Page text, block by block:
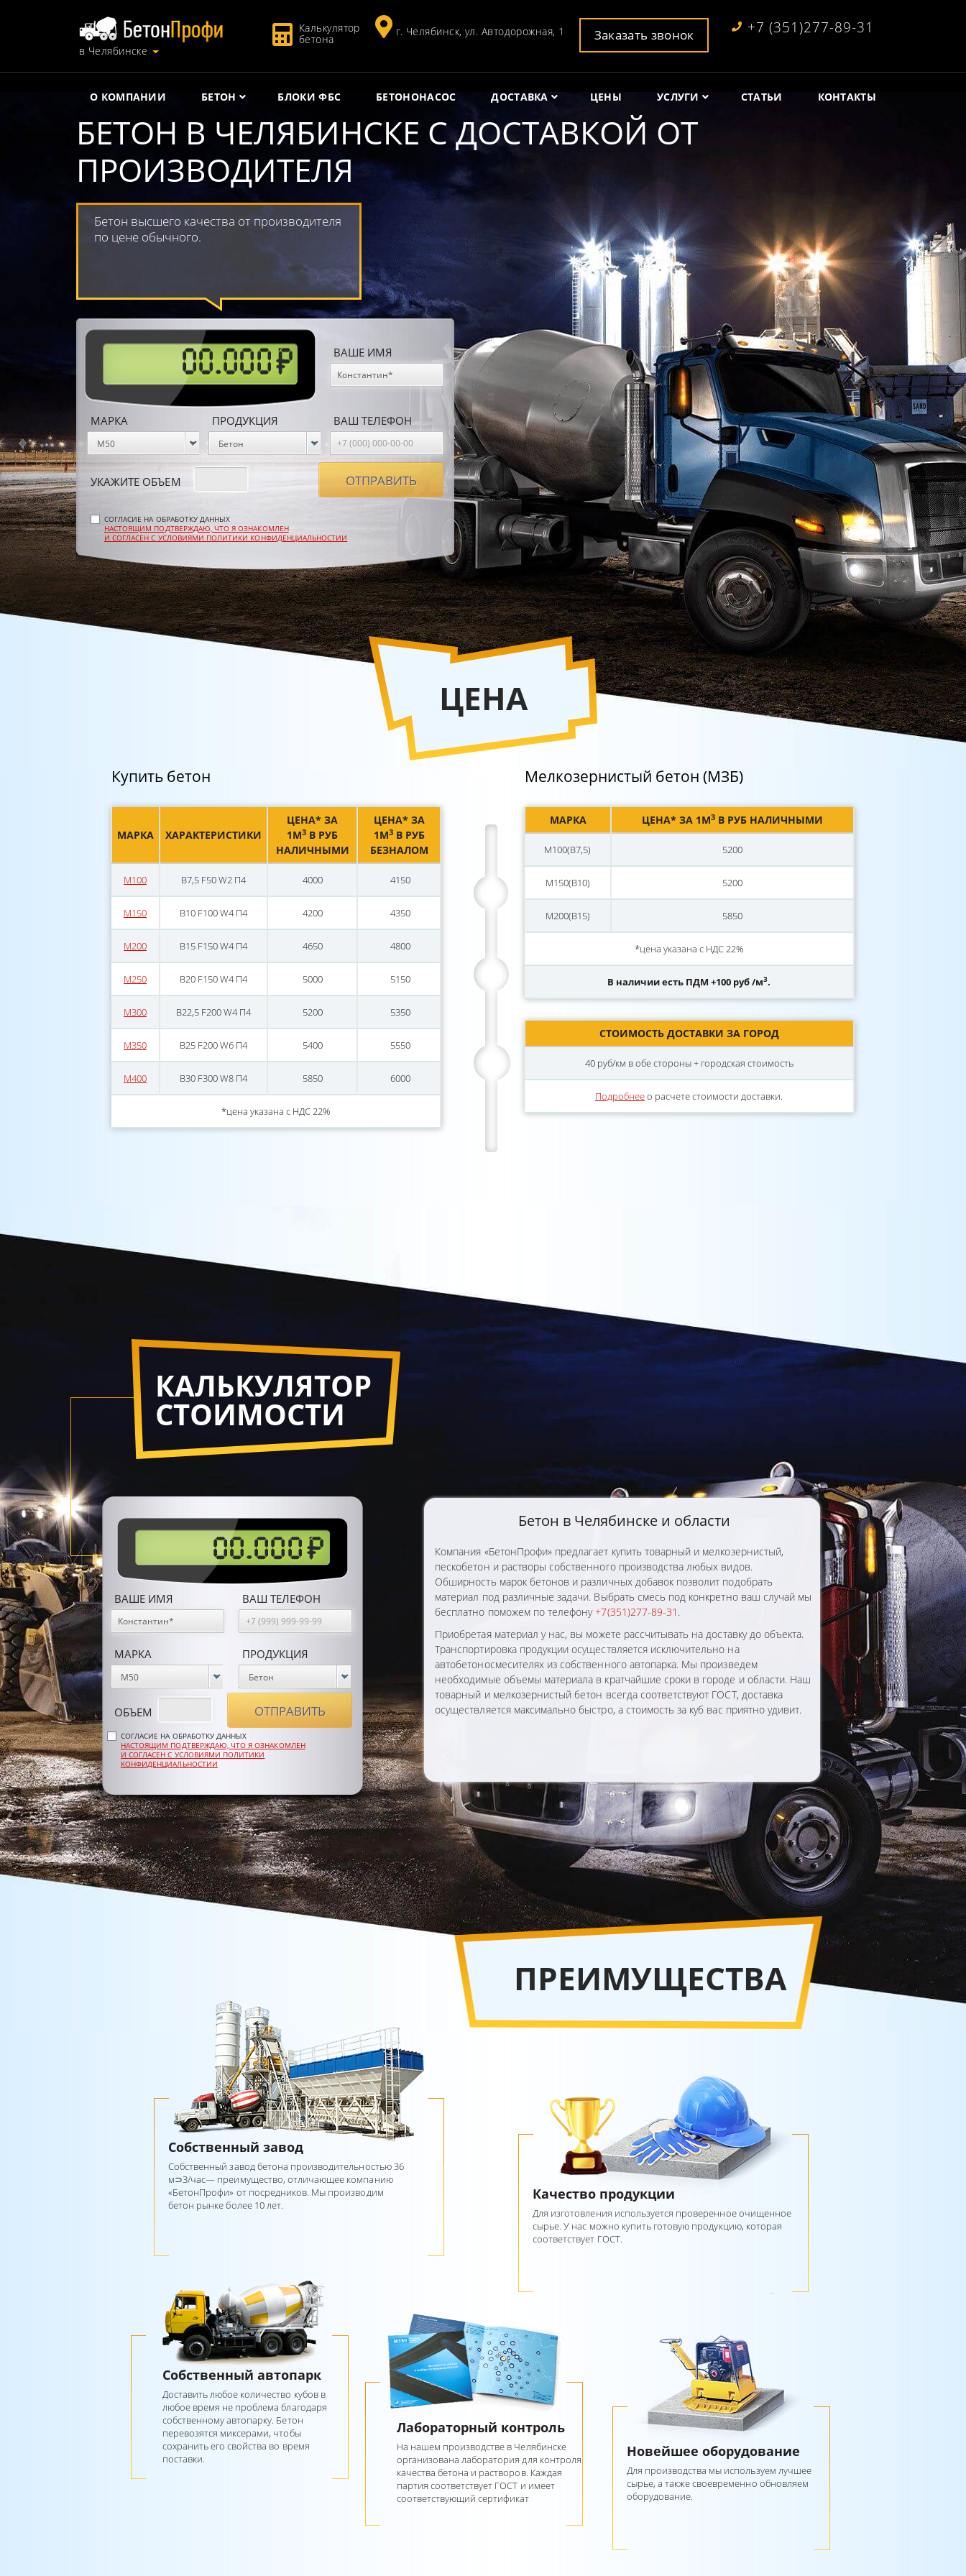
в Челябинске
Калькулятор
бетона
г. Челябинск, ул. Автодорожная, 1 Заказать звонок +7 (351)277-89-31
О КОМПАНИИ БЕТОН БЛОКИ ФБС БЕТОНОНАСОС ДОСТАВКА ЦЕНЫ УСЛУГИ СТАТЬИ КОНТАКТЫ
БЕТОН В ЧЕЛЯБИНСКЕ С ДОСТАВКОЙ ОТ
ПРОИЗВОДИТЕЛЯ
Бетон высшего качества от производителя
по цене обычного.
ВАШЕ ИМЯ
МАРКА ПРОДУКЦИЯ ВАШ ТЕЛЕФОН
УКАЖИТЕ ОБЪЕМ
СОГЛАСИЕ НА ОБРАБОТКУ ДАННЫХ
НАСТОЯЩИМ ПОДТВЕРЖДАЮ, ЧТО Я ОЗНАКОМЛЕН
И СОГЛАСЕН С УСЛОВИЯМИ ПОЛИТИКИ КОНФИДЕНЦИАЛЬНОСТИИ
ЦЕНА
Купить бетон
МАРКА ХАРАКТЕРИСТИКИ
ЦЕНА* ЗА
1М3 В РУБ
НАЛИЧНЫМИ
ЦЕНА* ЗА
1М3В РУБ
БЕЗНАЛОМ
М100 В7,5 F50 W2 П4 4000 4150
М150 В10 F100 W4 П4 4200 4350
М200 В15 F150 W4 П4 4650 4800
М250 В20 F150 W4 П4 5000 5150
М300 В22,5 F200 W4 П4 5200 5350
М350 В25 F200 W6 П4 5400 5550
М400 В30 F300 W8 П4 5850 6000
*цена указана с НДС 22%
Мелкозернистый бетон (МЗБ)
МАРКА ЦЕНА* ЗА 1М3 В РУБ НАЛИЧНЫМИ
М100(В7,5) 5200
М150(В10) 5200
М200(В15) 5850
*цена указана с НДС 22%
В наличии есть ПДМ +100 руб /м3.
СТОИМОСТЬ ДОСТАВКИ ЗА ГОРОД
40 руб/км в обе стороны + городская стоимость
Подробнеео расчете стоимости доставки.
КАЛЬКУЛЯТОР
СТОИМОСТИ
ВАШЕ ИМЯ ВАШ ТЕЛЕФОН
МАРКА ПРОДУКЦИЯ
ОБЪЕМ
СОГЛАСИЕ НА ОБРАБОТКУ ДАННЫХ
НАСТОЯЩИМ ПОДТВЕРЖДАЮ, ЧТО Я ОЗНАКОМЛЕН
И СОГЛАСЕН С УСЛОВИЯМИ ПОЛИТИКИ
КОНФИДЕНЦИАЛЬНОСТИИ
Бетон в Челябинске и области
Компания «БетонПрофи» предлагает купить товарный и мелкозернистый,
пескобетон и растворы собственного производства любых видов.
Обширность марок бетонов и различных добавок позволит подобрать
материал под различные задачи. Выбрать смесь под конкретно ваш случай мы
бесплатно поможем по телефону+7(351)277-89-31 .
Приобретая материал у нас, вы можете рассчитывать на доставку до объекта.
Транспортировка продукции осуществляется исключительно на
автобетоносмесителях из собственного автопарка. Мы произведем
необходимые объемы материала в кратчайшие сроки в городе и области. Наш
товарный и мелкозернистый бетон всегда соответствуют ГОСТ, доставка
осуществляется максимально быстро, а стоимость за куб вас приятно удивит.
ПРЕИМУЩЕСТВА
Собственный завод
Собственный завод бетона производительностью 36
м⊃3/час— преимущество, отличающее компанию
«БетонПрофи» от посредников. Мы производим
бетон рынке более 10 лет.
Качество продукции
Для изготовления используется проверенное очищенное
сырье. У нас можно купить готовую продукцию, которая
соответствует ГОСТ.
Собственный автопарк
Доставить любое количество кубов в
любое время не проблема благодаря
собственному автопарку. Бетон
перевозятся миксерами, чтобы
сохранить его свойства во время
поставки.
Лабораторный контроль
На нашем производстве в Челябинске
организована лаборатория для контроля
качества бетона и растворов. Каждая
партия соответствует ГОСТ и имеет
соответствующий сертификат
Новейшее оборудование
Для производства мы используем лучшее
сырье, а также своевременно обновляем
оборудование.